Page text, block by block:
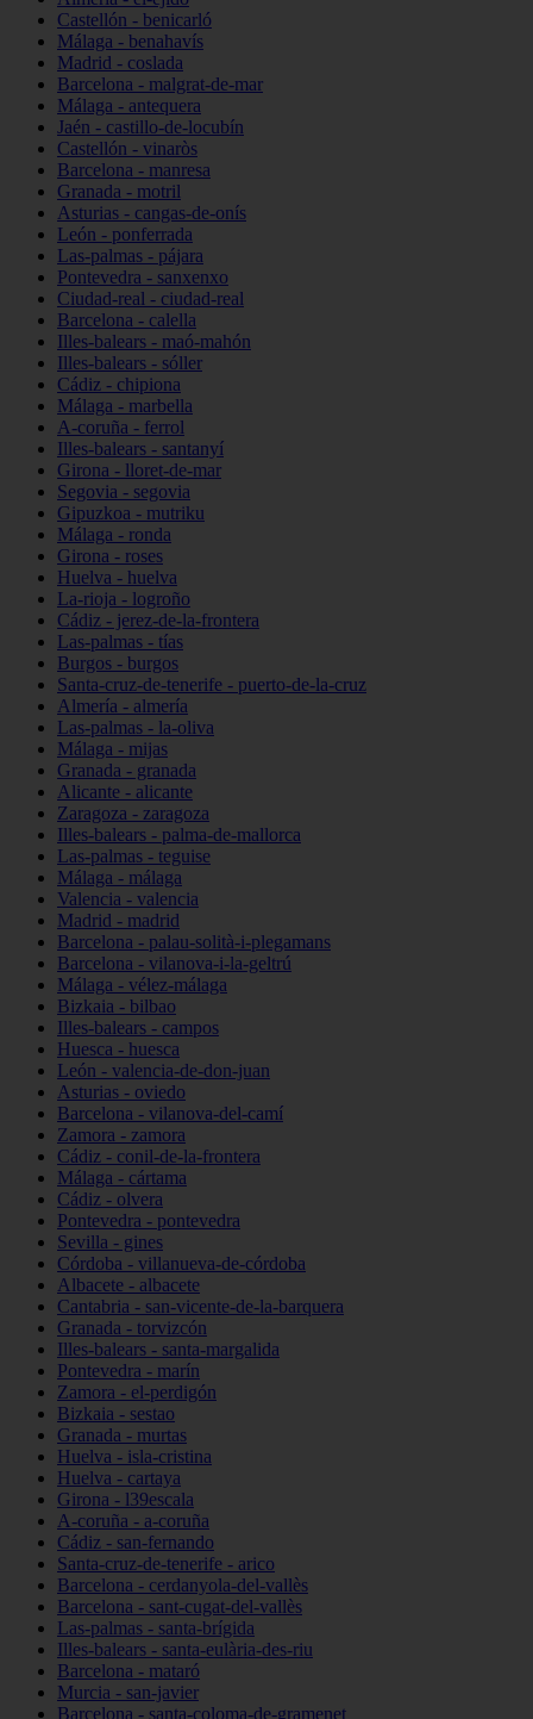
Castellón - benicarló
Málaga - benahavís
Madrid - coslada
Barcelona - malgrat-de-mar
Málaga - antequera
Jaén - castillo-de-locubín
Castellón - vinaròs
Barcelona - manresa
Granada - motril
Asturias - cangas-de-onís
León - ponferrada
Las-palmas - pájara
Pontevedra - sanxenxo
Ciudad-real - ciudad-real
Barcelona - calella
Illes-balears - maó-mahón
Illes-balears - sóller
Cádiz - chipiona
Málaga - marbella
A-coruña - ferrol
Illes-balears - santanyí
Girona - lloret-de-mar
Segovia - segovia
Gipuzkoa - mutriku
Málaga - ronda
Girona - roses
Huelva - huelva
La-rioja - logroño
Cádiz - jerez-de-la-frontera
Las-palmas - tías
Burgos - burgos
Santa-cruz-de-tenerife - puerto-de-la-cruz
Almería - almería
Las-palmas - la-oliva
Málaga - mijas
Granada - granada
Alicante - alicante
Zaragoza - zaragoza
Illes-balears - palma-de-mallorca
Las-palmas - teguise
Málaga - málaga
Valencia - valencia
Madrid - madrid
Barcelona - palau-solità-i-plegamans
Barcelona - vilanova-i-la-geltrú
Málaga - vélez-málaga
Bizkaia - bilbao
Illes-balears - campos
Huesca - huesca
León - valencia-de-don-juan
Asturias - oviedo
Barcelona - vilanova-del-camí
Zamora - zamora
Cádiz - conil-de-la-frontera
Málaga - cártama
Cádiz - olvera
Pontevedra - pontevedra
Sevilla - gines
Córdoba - villanueva-de-córdoba
Albacete - albacete
Cantabria - san-vicente-de-la-barquera
Granada - torvizcón
Illes-balears - santa-margalida
Pontevedra - marín
Zamora - el-perdigón
Bizkaia - sestao
Granada - murtas
Huelva - isla-cristina
Huelva - cartaya
Girona - l39escala
A-coruña - a-coruña
Cádiz - san-fernando
Santa-cruz-de-tenerife - arico
Barcelona - cerdanyola-del-vallès
Barcelona - sant-cugat-del-vallès
Las-palmas - santa-brígida
Illes-balears - santa-eulària-des-riu
Barcelona - mataró
Murcia - san-javier
Barcelona - santa-coloma-de-gramenet